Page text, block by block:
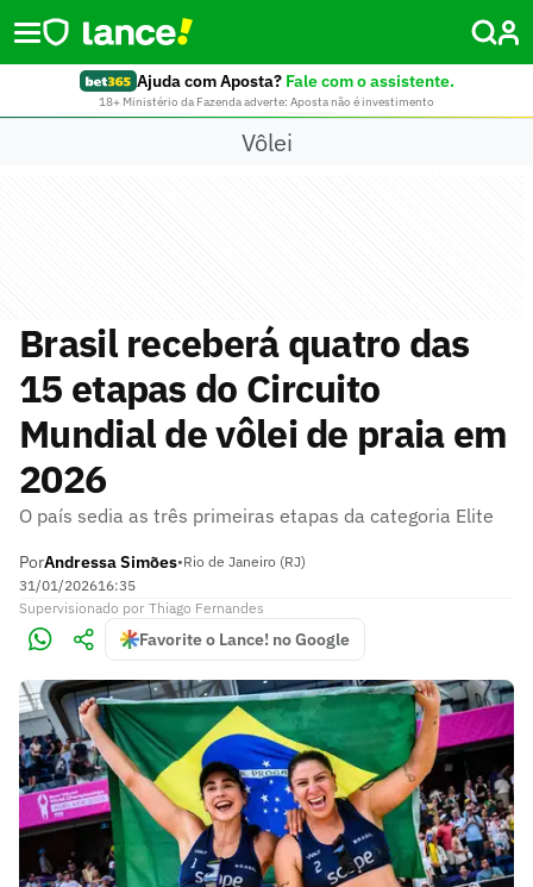
Ajuda com Aposta? Fale com o assistente.
18+ Ministério da Fazenda adverte: Aposta não é investimento
Vôlei
Brasil receberá quatro das
15 etapas do Circuito
Mundial de vôlei de praia em
2026
O país sedia as três primeiras etapas da categoria Elite
PorAndressa Simões•Rio de Janeiro (RJ)
31/01/202616:35
Supervisionado por Thiago Fernandes
Favorite o Lance! no Google